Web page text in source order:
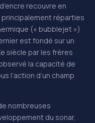
recouvre en
réparties
(« bubblejet »)
est fondé sur un
siècle par les frères
la capacité de
l’action d’un champ
nombreuses
du sonar,